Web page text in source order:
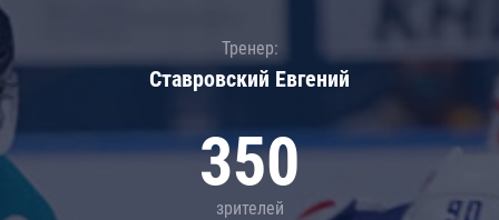
Тренер:
Ставровский Евгений
350
зрителей